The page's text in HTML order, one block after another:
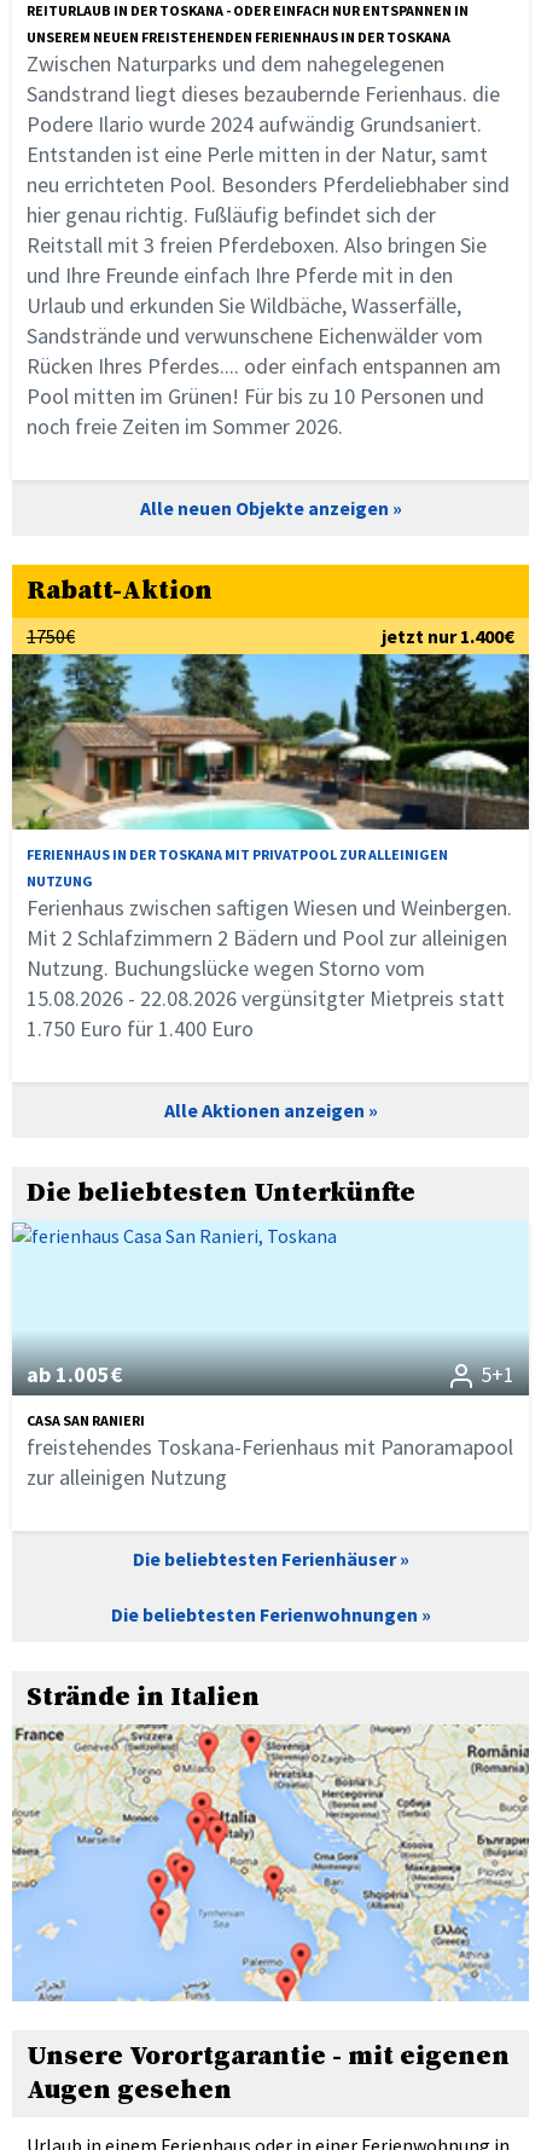
REITURLAUB IN DER TOSKANA - ODER EINFACH NUR ENTSPANNEN IN
UNSEREM NEUEN FREISTEHENDEN FERIENHAUS IN DER TOSKANA
Zwischen Naturparks und dem nahegelegenen
Sandstrand liegt dieses bezaubernde Ferienhaus. die
Podere Ilario wurde 2024 aufwändig Grundsaniert.
Entstanden ist eine Perle mitten in der Natur, samt
neu errichteten Pool. Besonders Pferdeliebhaber sind
hier genau richtig. Fußläufig befindet sich der
Reitstall mit 3 freien Pferdeboxen. Also bringen Sie
und Ihre Freunde einfach Ihre Pferde mit in den
Urlaub und erkunden Sie Wildbäche, Wasserfälle,
Sandstrände und verwunschene Eichenwälder vom
Rücken Ihres Pferdes.... oder einfach entspannen am
Pool mitten im Grünen! Für bis zu 10 Personen und
noch freie Zeiten im Sommer 2026.
Alle neuen Objekte anzeigen
Rabatt-Aktion
1750€ jetzt nur 1.400€
FERIENHAUS IN DER TOSKANA MIT PRIVATPOOL ZUR ALLEINIGEN
NUTZUNG
Ferienhaus zwischen saftigen Wiesen und Weinbergen.
Mit 2 Schlafzimmern 2 Bädern und Pool zur alleinigen
Nutzung. Buchungslücke wegen Storno vom
15.08.2026 - 22.08.2026 vergünsitgter Mietpreis statt
1.750 Euro für 1.400 Euro
Alle Aktionen anzeigen
Die beliebtesten Unterkünfte
ab 1.005€ 5+1
CASA SAN RANIERI
freistehendes Toskana-Ferienhaus mit Panoramapool
zur alleinigen Nutzung
Die beliebtesten Ferienhäuser
Die beliebtesten Ferienwohnungen
Strände in Italien
Unsere Vorortgarantie - mit eigenen
Augen gesehen